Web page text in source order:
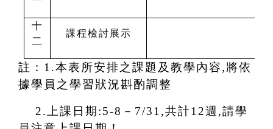
十
二
課程檢討展示
註：1.本表所安排之課題及教學內容,將依
據學員之學習狀況斟酌調整
2.
上課日期:5-8－7/31,共計12週,請學